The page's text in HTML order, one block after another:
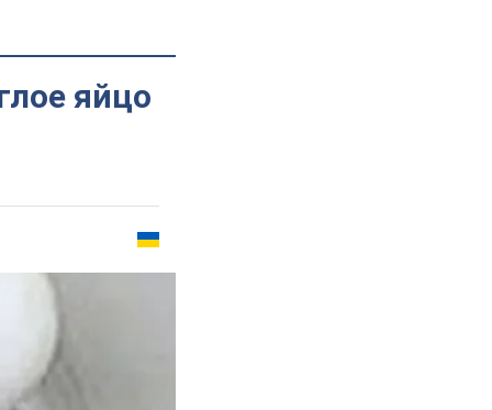
яйцо